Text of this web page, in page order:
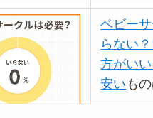
ベビー
らない
方がい
安い も